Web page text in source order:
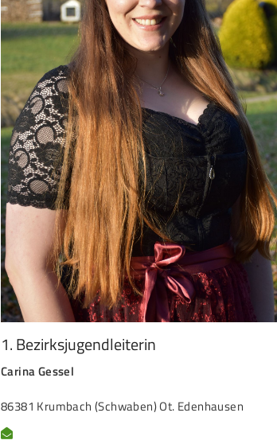
1. Bezirksjugendleiterin
Carina Gessel
86381 Krumbach (Schwaben) Ot. Edenhausen